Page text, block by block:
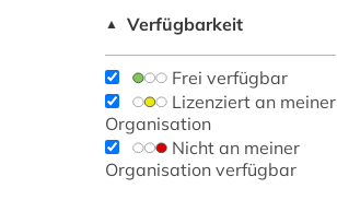
▲ Verfügbarkeit
Frei verfügbar
Lizenziert an meiner
Organisation
Nicht an meiner
Organisation verfügbar